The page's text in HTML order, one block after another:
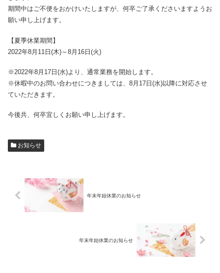
期間中はご不便をおかけいたしますが、何卒ご了承くださいますようお
願い申し上げます。
【夏季休業期間】
2022年8月11日(木)～8月16日(火)
※2022年8月17日(水)より、通常業務を開始します。
※休暇中のお問い合わせにつきましては、8月17日(水)以降に対応させ
ていただきます。
今後共、何卒宜しくお願い申し上げます。
お知らせ
年末年始休業のお知らせ
年末年始休業のお知らせ